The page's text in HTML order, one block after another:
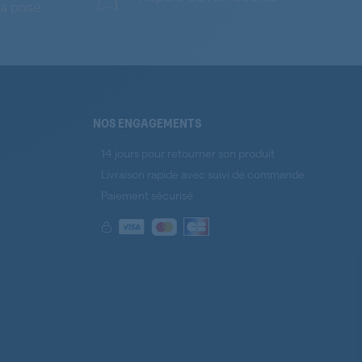
NOS ENGAGEMENTS